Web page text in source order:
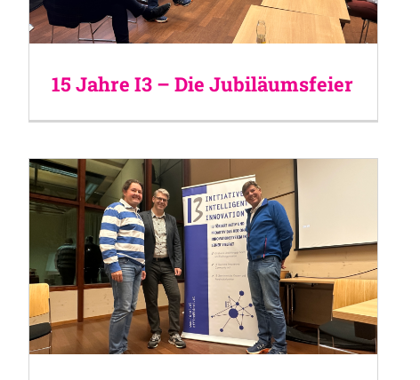
15 Jahre I3 – Die Jubiläumsfeier